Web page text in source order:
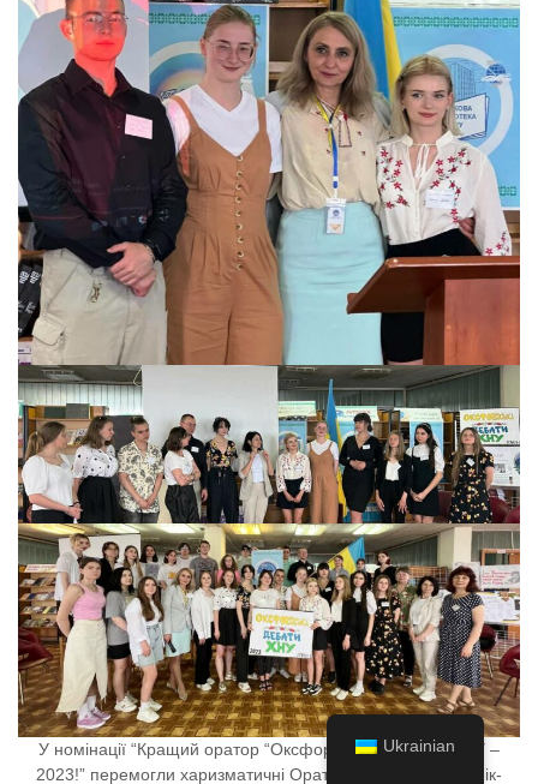
У номінації “Кращий оратор “Оксфордських дебатів ХНУ –
2023!” перемогли харизматичні Оратори – майбутній хімік-
Ukrainian